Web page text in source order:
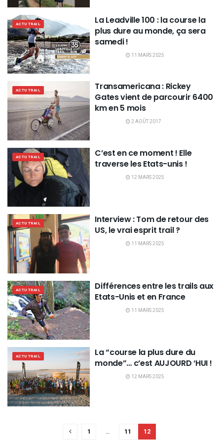
ACTU TRAIL
La Leadville 100 : la course la
plus dure au monde, ça sera
samedi !
11 MARS 2025
ACTU TRAIL
Transamericana : Rickey
Gates vient de parcourir 6400
km en 5 mois
2 AOÛT 2017
ACTU TRAIL
C’est en ce moment ! Elle
traverse les Etats-unis !
12 MARS 2025
ACTU TRAIL
Interview : Tom de retour des
US, le vrai esprit trail ?
11 MARS 2025
ACTU TRAIL
Différences entre les trails aux
Etats-Unis et en France
11 MARS 2025
ACTU TRAIL
La “course la plus dure du
monde”… c’est AUJOURD ‘HUI !
12 MARS 2025
1 … 11 12